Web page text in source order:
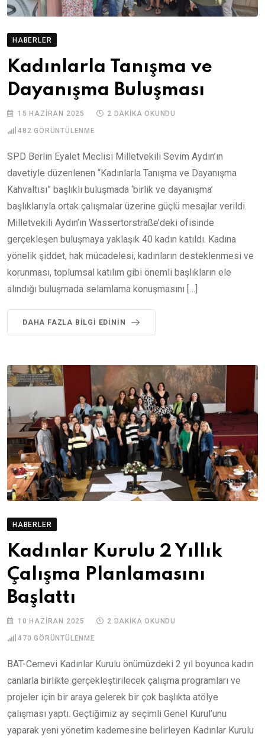
HABERLER
Kadınlarla Tanışma ve
Dayanışma Buluşması
15 HAZIRAN 2025 2 DAKIKA OKUNDU
482 GÖRÜNTÜLENME
SPD Berlin Eyalet Meclisi Milletvekili Sevim Aydın’ın
davetiyle düzenlenen “Kadınlarla Tanışma ve Dayanışma
Kahvaltısı” başlıklı buluşmada ‘birlik ve dayanışma’
başlıklarıyla ortak çalışmalar üzerine güçlü mesajlar verildi.
Milletvekili Aydın’ın Wassertorstraße’deki ofisinde
gerçekleşen buluşmaya yaklaşık 40 kadın katıldı. Kadına
yönelik şiddet, hak mücadelesi, kadınların desteklenmesi ve
korunması, toplumsal katılım gibi önemli başlıkların ele
alındığı buluşmada selamlama konuşmasını […]
DAHA FAZLA BILGI EDININ
HABERLER
Kadınlar Kurulu 2 Yıllık
Çalışma Planlamasını
Başlattı
10 HAZIRAN 2025 2 DAKIKA OKUNDU
470 GÖRÜNTÜLENME
BAT-Cemevi Kadınlar Kurulu önümüzdeki 2 yıl boyunca kadın
canlarla birlikte gerçekleştirilecek çalışma programları ve
projeler için bir araya gelerek bir çok başlıkta atölye
çalışması yaptı. Geçtiğimiz ay seçimli Genel Kurul’unu
yaparak yeni yönetim kademesine belirleyen Kadınlar Kurulu